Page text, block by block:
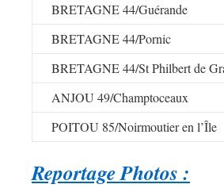
BRETAGNE 44/Guérande
BRETAGNE 44/Pornic
BRETAGNE 44/St Philbert de
ANJOU 49/Champtoceaux
POITOU 85/Noirmoutier en l’Île
Reportage Photos :